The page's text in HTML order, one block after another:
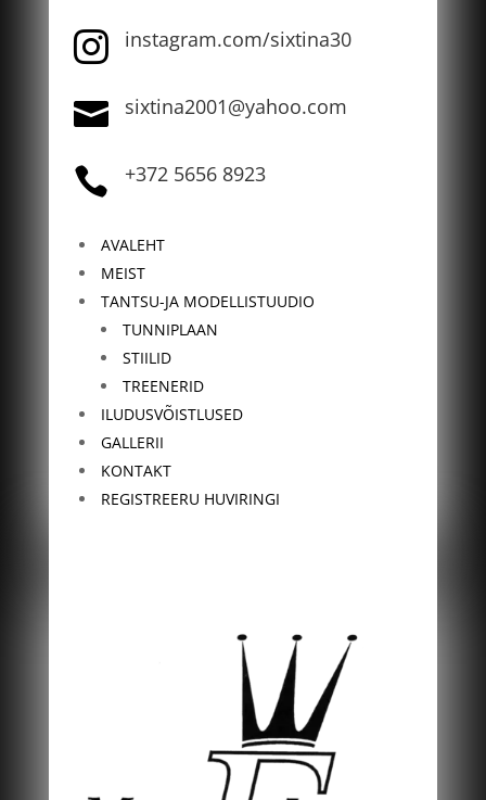
 instagram.com/sixtina30
 sixtina2001@yahoo.com
 +372 5656 8923
AVALEHT
MEIST
TANTSU-JA MODELLISTUUDIO
TUNNIPLAAN
STIILID
TREENERID
ILUDUSVÕISTLUSED
GALLERII
KONTAKT
REGISTREERU HUVIRINGI